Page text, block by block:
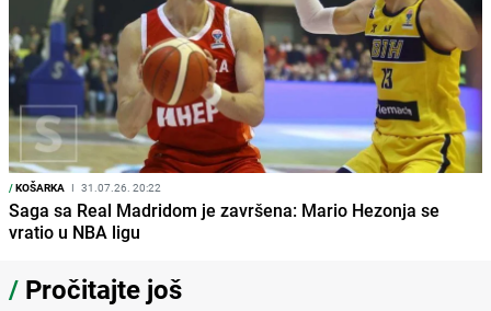
/KOŠARKA I 31.07.26. 20:22
Saga sa Real Madridom je završena: Mario Hezonja se
vratio u NBA ligu
/ Pročitajte još